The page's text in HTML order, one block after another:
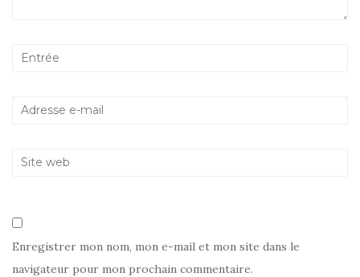
Enregistrer mon nom, mon e-mail et mon site dans le
navigateur pour mon prochain commentaire.